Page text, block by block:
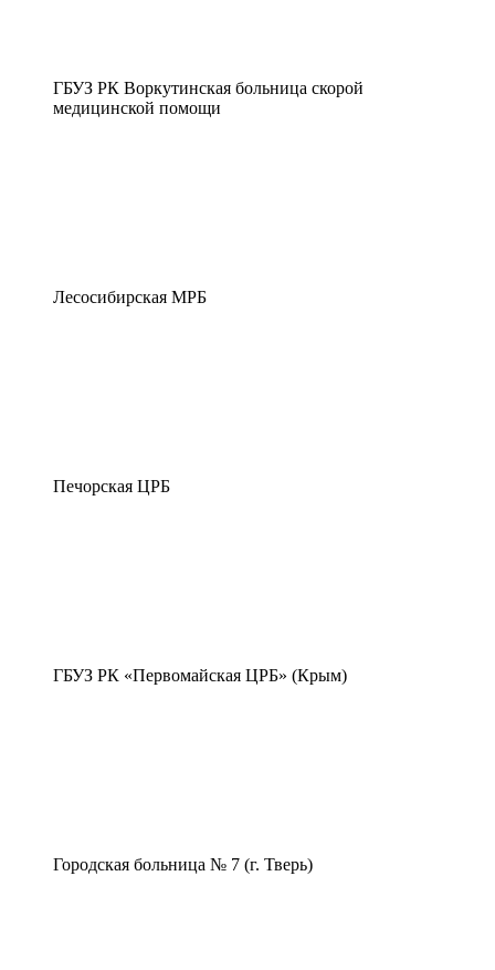
ГБУЗ РК Воркутинская больница скорой
медицинской помощи
Лесосибирская МРБ
Печорская ЦРБ
ГБУЗ РК «Первомайская ЦРБ» (Крым)
Городская больница № 7 (г. Тверь)